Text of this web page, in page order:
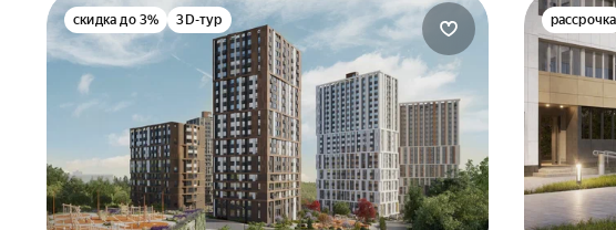
скидка до 3% 3D-тур рассрочка